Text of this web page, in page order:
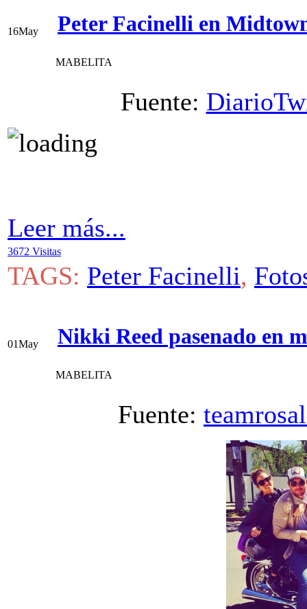
16May Peter Facinelli en
MABELITA
Fuente:
Leer más...
3672 Visitas
TAGS: Peter Facinelli,
01May Nikki Reed pasenado en
MABELITA
Fuente: